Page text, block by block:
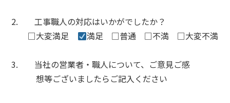
2. 工事職人の対応はいかがでしたか？
□大変満足
満足 □普通 □不満 □大変不満
3. 当社の営業者・職人について、ご意見ご感
想等ございましたらご記入ください